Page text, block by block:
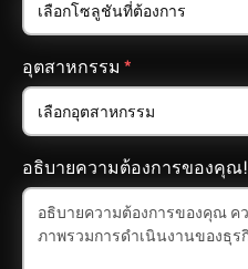
อุตสาหกรรม *
อธิบายความต้องการของคุณ!